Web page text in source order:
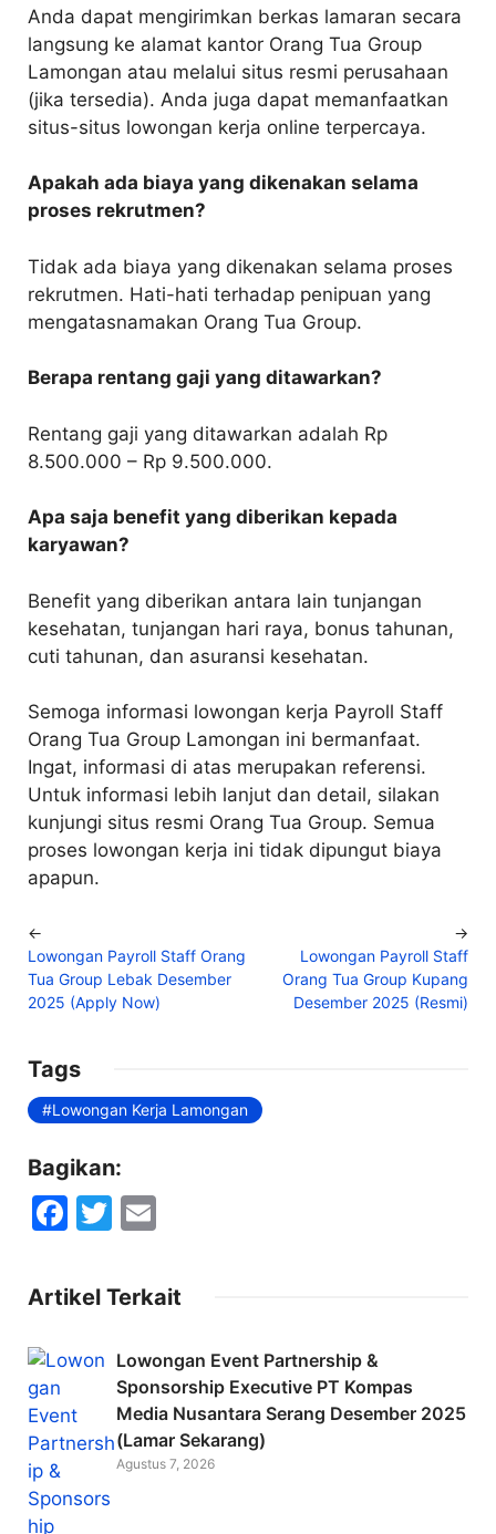
Anda dapat mengirimkan berkas lamaran secara
langsung ke alamat kantor Orang Tua Group
Lamongan atau melalui situs resmi perusahaan
(jika tersedia). Anda juga dapat memanfaatkan
situs-situs lowongan kerja online terpercaya.
Apakah ada biaya yang dikenakan selama
proses rekrutmen?
Tidak ada biaya yang dikenakan selama proses
rekrutmen. Hati-hati terhadap penipuan yang
mengatasnamakan Orang Tua Group.
Berapa rentang gaji yang ditawarkan?
Rentang gaji yang ditawarkan adalah Rp
8.500.000 – Rp 9.500.000.
Apa saja benefit yang diberikan kepada
karyawan?
Benefit yang diberikan antara lain tunjangan
kesehatan, tunjangan hari raya, bonus tahunan,
cuti tahunan, dan asuransi kesehatan.
Semoga informasi lowongan kerja Payroll Staff
Orang Tua Group Lamongan ini bermanfaat.
Ingat, informasi di atas merupakan referensi.
Untuk informasi lebih lanjut dan detail, silakan
kunjungi situs resmi Orang Tua Group. Semua
proses lowongan kerja ini tidak dipungut biaya
apapun.
←
Lowongan Payroll Staff Orang
Tua Group Lebak Desember
2025 (Apply Now)
Lowongan Payroll Staff
Orang Tua Group Kupang
Desember 2025 (Resmi)
→
Tags
Lowongan Kerja Lamongan
Bagikan:
F
c
e
b
o
k
T
itt
er
ai
l
Artikel Terkait
Lowongan Event Partnership &
Sponsorship Executive PT Kompas
Media Nusantara Serang Desember 2025
(Lamar Sekarang)
Agustus 7, 2026